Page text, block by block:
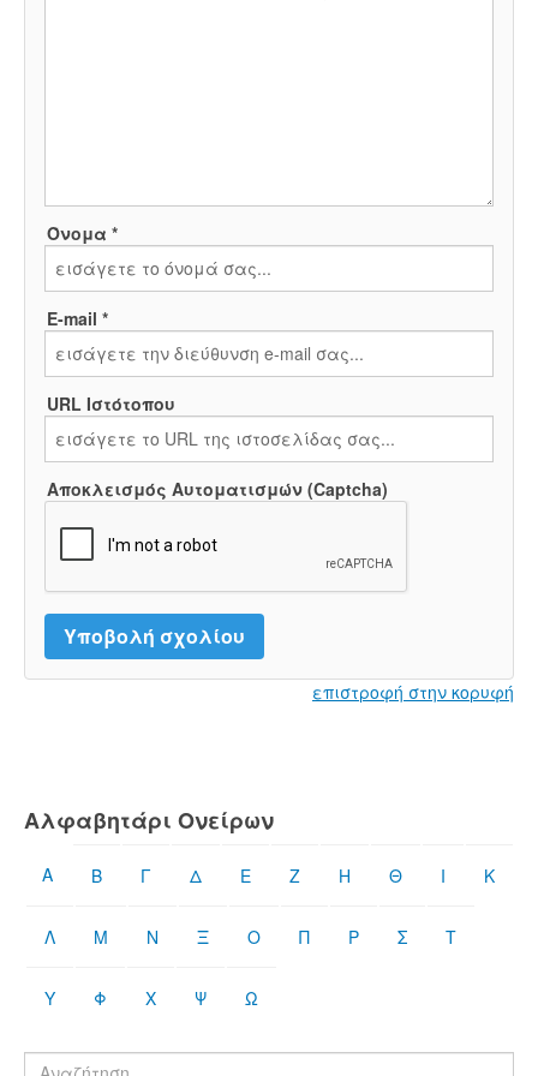
Όνομα *
E-mail *
URL Ιστότοπου
Αποκλεισμός Αυτοματισμών (Captcha)
επιστροφή στην κορυφή
Αλφαβητάρι Ονείρων
Α Β Γ Δ Ε Ζ Η Θ Ι Κ
Λ Μ Ν Ξ Ο Π Ρ Σ Τ
Υ Φ Χ Ψ Ω
Βρες